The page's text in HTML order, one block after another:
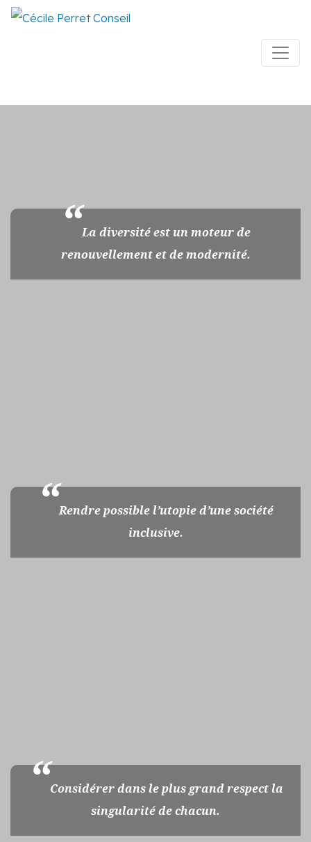
La diversité est un moteur de
renouvellement et de modernité.
Rendre possible l’utopie d’une société
inclusive.
Considérer dans le plus grand respect la
singularité de chacun.